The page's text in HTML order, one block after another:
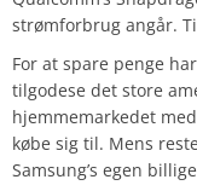
strømforbrug angår.
For at spare penge
tilgodese det store
hjemmemarkedet
købe sig til. Mens
Samsung’s egen